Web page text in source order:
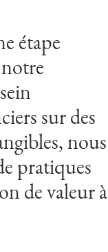
étape
sur des
nous
pratiques
de valeur à